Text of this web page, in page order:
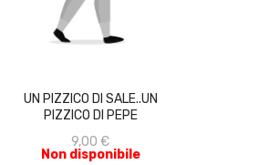
UN PIZZICO DI SALE..UN
PIZZICO DI PEPE
9,00 €
Non disponibile